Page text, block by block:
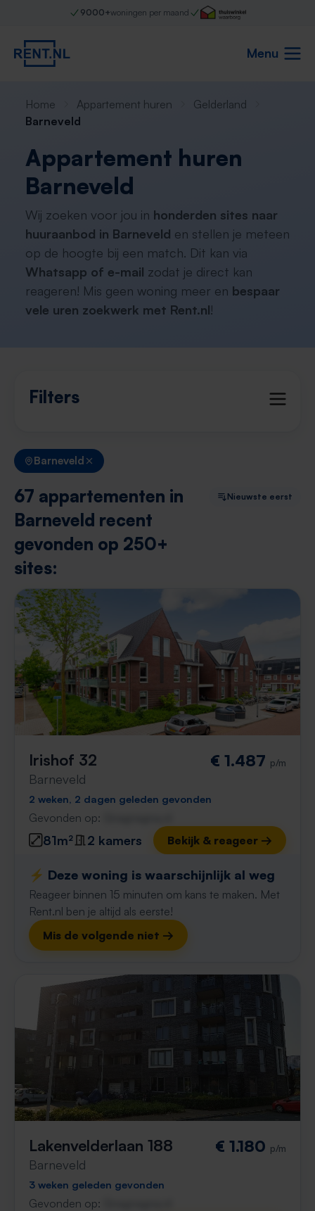
9000+woningen per maand
Menu
Home Appartement huren
Gelderland
Barneveld
Appartement huren
Barneveld
Wij zoeken voor jou in honderden sites naar
huuraanbod in Barneveld en stellen je meteen
op de hoogte bij een match. Dit kan via
Whatsapp of e-mail zodat je direct kan
reageren! Mis geen woning meer en bespaar
vele uren zoekwerk met Rent.nl!
Filters
Barneveld
67 appartementen in
Barneveld recent
gevonden op 250+
sites:
Nieuwste eerst
Irishof 32
Barneveld
€ 1.487 p/m
2 weken, 2 dagen geleden gevonden
Gevonden op:
81m² 2 kamers Bekijk & reageer →
⚡️ Deze woning is waarschijnlijk al weg
Reageer binnen 15 minuten om kans te maken. Met
Rent.nl ben je altijd als eerste!
Mis de volgende niet →
Lakenvelderlaan 188
Barneveld
€ 1.180 p/m
3 weken geleden gevonden
Gevonden op: